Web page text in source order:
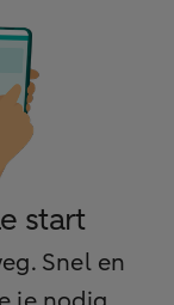
start
Snel en